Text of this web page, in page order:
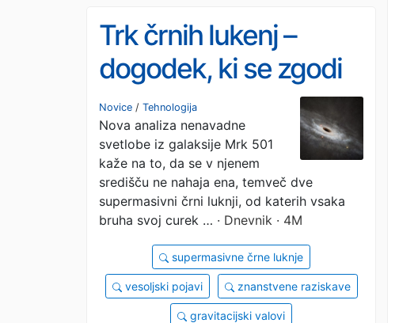
Trk črnih lukenj –
dogodek, ki se zgodi
enkrat v človeški
zgodovini
Novice / Tehnologija
Nova analiza nenavadne
svetlobe iz galaksije Mrk 501
kaže na to, da se v njenem
središču ne nahaja ena, temveč dve
supermasivni črni luknji, od katerih vsaka
bruha svoj curek … · Dnevnik · 4M
supermasivne črne luknje
vesoljski pojavi znanstvene raziskave
gravitacijski valovi